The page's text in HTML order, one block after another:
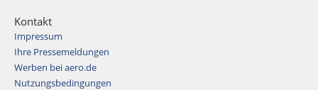
Kontakt
Impressum
Ihre Pressemeldungen
Werben bei aero.de
Nutzungsbedingungen